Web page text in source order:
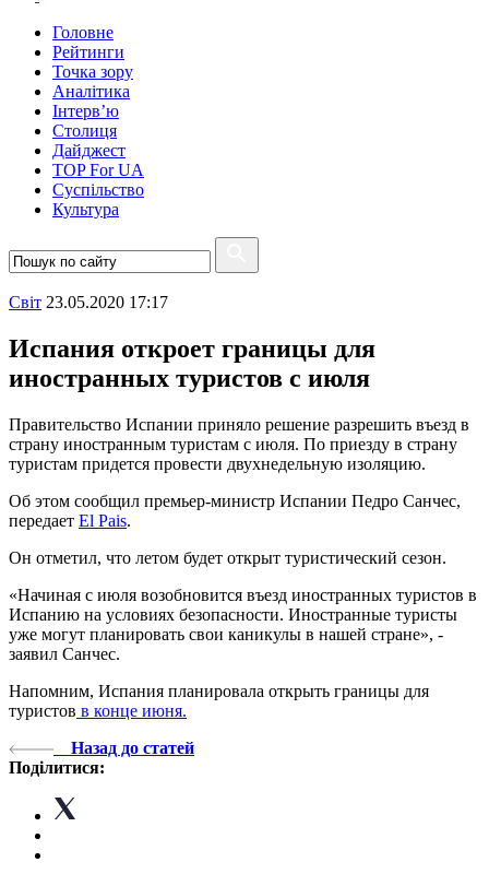
Головне
Рейтинги
Точка зору
Аналітика
Інтерв’ю
Столиця
Дайджест
TOP For UA
Суспiльство
Культура
Свiт 23.05.2020 17:17
Испания откроет границы для
иностранных туристов с июля
Правительство Испании приняло решение разрешить въезд в
страну иностранным туристам с июля. По приезду в страну
туристам придется провести двухнедельную изоляцию.
Об этом сообщил премьер-министр Испании Педро Санчес,
передает El Pais.
Он отметил, что летом будет открыт туристический сезон.
«Начиная с июля возобновится въезд иностранных туристов в
Испанию на условиях безопасности. Иностранные туристы
уже могут планировать свои каникулы в нашей стране», -
заявил Санчес.
Напомним, Испания планировала открыть границы для
туристов в конце июня.
Назад до статей
Поділитися: